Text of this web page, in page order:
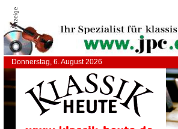
Anzeige
Donnerstag, 6. August 2026